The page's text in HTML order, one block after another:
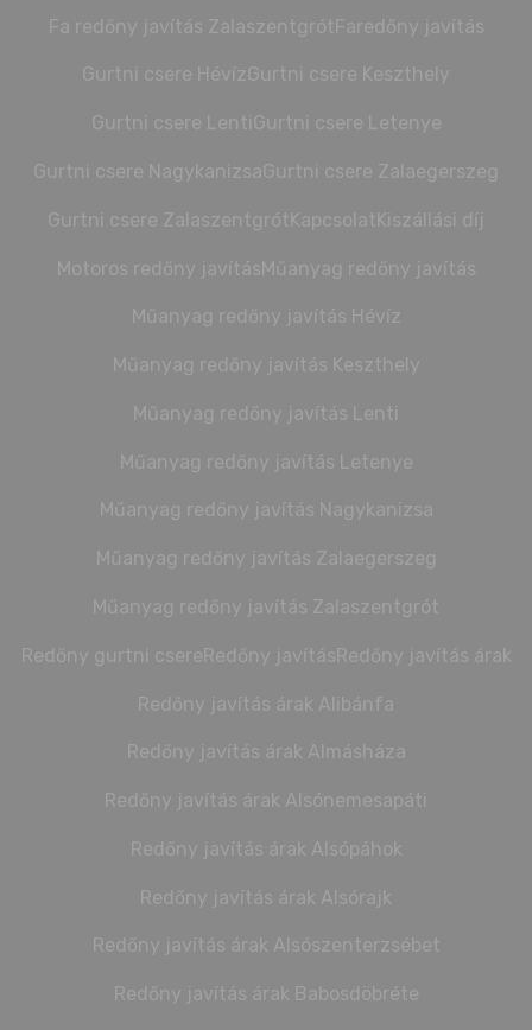
Fa redőny javítás Zalaszentgrót Faredőny javítás
Gurtni csere Hévíz Gurtni csere Keszthely
Gurtni csere Nagykanizsa Gurtni csere Zalaegerszeg
Gurtni csere Zalaszentgrót Kiszállási díj
Motoros redőny javítás Műanyag redőny javítás
Műanyag redőny javítás Hévíz
Műanyag redőny javítás Keszthely
Műanyag redőny javítás Lenti
Műanyag redőny javítás Letenye
Műanyag redőny javítás Nagykanizsa
Műanyag redőny javítás Zalaegerszeg
Műanyag redőny javítás Zalaszentgrót
Redőny javítás Redőny javítás árak
Redőny javítás árak Alibánfa
Redőny javítás árak Almásháza
Redőny javítás árak Alsónemesapáti
Redőny javítás árak Alsópáhok
Redőny javítás árak Alsórajk
Redőny javítás árak Alsószenterzsébet
Redőny javítás árak Babosdöbréte